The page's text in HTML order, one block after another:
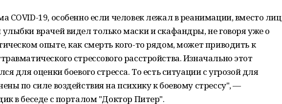
COVID-19, особенно если человек лежал в реанимации, вместо лиц
врачей видел только маски и скафандры, не говоря уже о
опыте, как смерть кого-то рядом, может приводить к
стрессового расстройства. Изначально этот
для оценки боевого стресса. То есть ситуации с угрозой для
по силе воздействия на психику к боевому стрессу", —
в беседе с порталом "Доктор Питер".